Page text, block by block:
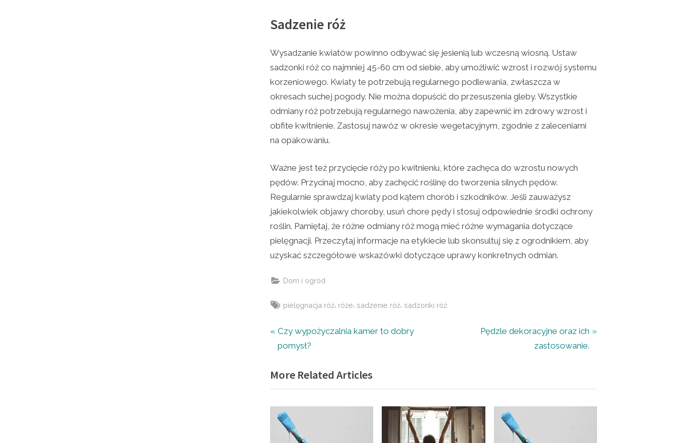
Sadzenie róż
Wysadzanie kwiatów powinno odbywać się jesienią lub wczesną wiosną. Ustaw
sadzonki róż co najmniej 45-60 cm od siebie, aby umożliwić wzrost i rozwój systemu
korzeniowego. Kwiaty te potrzebują regularnego podlewania, zwłaszcza w
okresach suchej pogody. Nie można dopuścić do przesuszenia gleby. Wszystkie
odmiany róż potrzebują regularnego nawożenia, aby zapewnić im zdrowy wzrost i
obfite kwitnienie. Zastosuj nawóz w okresie wegetacyjnym, zgodnie z zaleceniami
na opakowaniu.
Ważne jest też przycięcie róży po kwitnieniu, które zachęca do wzrostu nowych
pędów. Przycinaj mocno, aby zachęcić roślinę do tworzenia silnych pędów.
Regularnie sprawdzaj kwiaty pod kątem chorób i szkodników. Jeśli zauważysz
jakiekolwiek objawy choroby, usuń chore pędy i stosuj odpowiednie środki ochrony
roślin. Pamiętaj, że różne odmiany róż mogą mieć różne wymagania dotyczące
pielęgnacji. Przeczytaj informacje na etykiecie lub skonsultuj się z ogrodnikiem, aby
uzyskać szczegółowe wskazówki dotyczące uprawy konkretnych odmian.
Dom i ogród
Tags:
pielęgnacja róż róże sadzenie róż sadzonki róż
Nawigacja
wpisu
P
r
v
i
u
Czy wypożyczalnia kamer to dobry
pomysł?
N
P
s
t
Pędzle dekoracyjne oraz ich
zastosowanie.
More Related Articles